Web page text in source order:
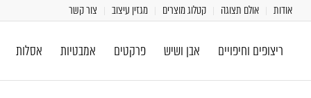
אודות אולם תצוגה קטלוג מוצרים מגזין עיצוב צור קשר
ריצופים וחיפויים אבן ושיש פרקטים אמבטיות אסלות